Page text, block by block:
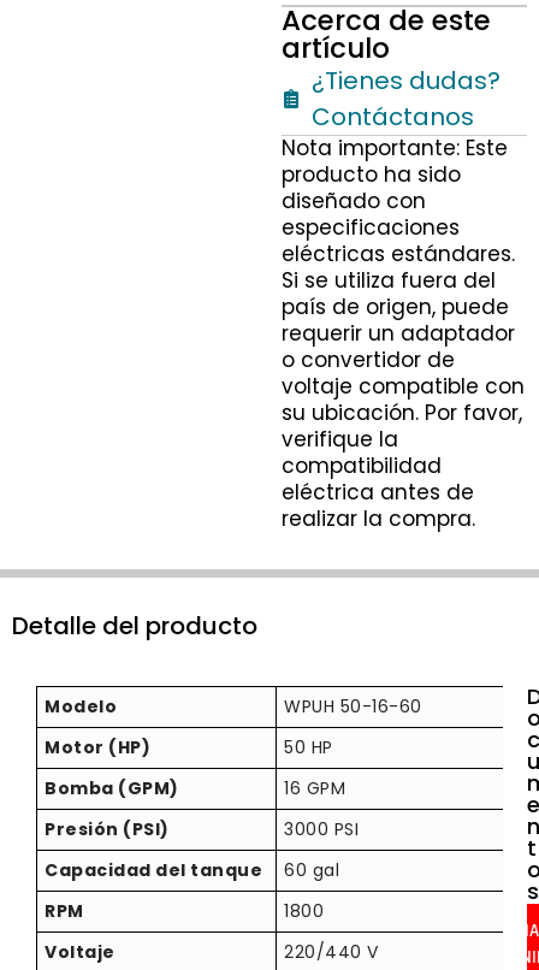
Acerca de este
artículo
¿Tienes dudas?
Contáctanos
Nota importante: Este
producto ha sido
diseñado con
especificaciones
eléctricas estándares.
Si se utiliza fuera del
país de origen, puede
requerir un adaptador
o convertidor de
voltaje compatible con
su ubicación. Por favor,
verifique la
compatibilidad
eléctrica antes de
realizar la compra.
Detalle del producto
Modelo
WPUH 50-16-60
Motor (HP)
50 HP
Bomba (GPM)
16 GPM
Presión (PSI)
3000 PSI
Capacidad del tanque
60 gal
RPM
1800
Voltaje
220/440 V
c
u
e
n
t
s